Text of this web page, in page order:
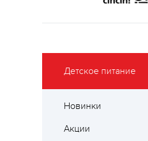
Детское питание
Новинки
Акции